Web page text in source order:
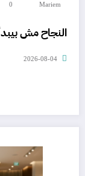
Mariem
0
النجاح مش
2026-08-04